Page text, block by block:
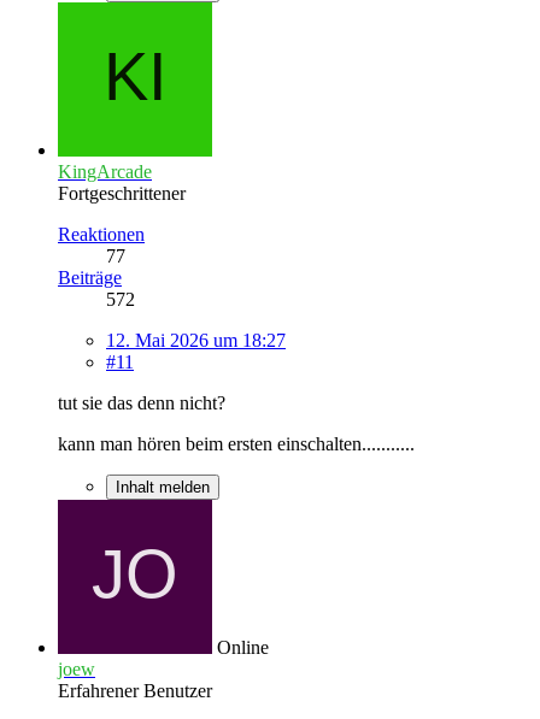
KingArcade
Fortgeschrittener
Reaktionen
77
Beiträge
572
12. Mai 2026 um 18:27
#11
tut sie das denn nicht?
kann man hören beim ersten einschalten...........
Inhalt melden
Online
joew
Erfahrener Benutzer